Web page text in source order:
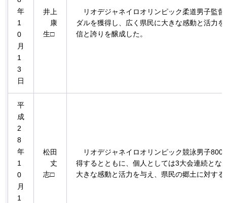
年
1
0
月
1
3
日
井上
康
生□
リオデジャネイロオリンピック柔道男子監
ダルを獲得し、広く県民に大きな感動と活力
信と誇りを醸成した。
平
成
2
8
年
1
0
月
1
松田
丈
志□
リオデジャネイロオリンピック競泳男子
得するとともに、個人としては3大会連続とな
大きな感動と活力を与え、県民の郷土に対す